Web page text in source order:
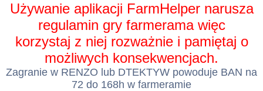
Używanie aplikacji FarmHelper narusza
regulamin gry farmerama więc
korzystaj z niej rozważnie i pamiętaj o
możliwych konsekwencjach.
Zagranie w RENZO lub DTEKTYW powoduje BAN na
72 do 168h w farmeramie